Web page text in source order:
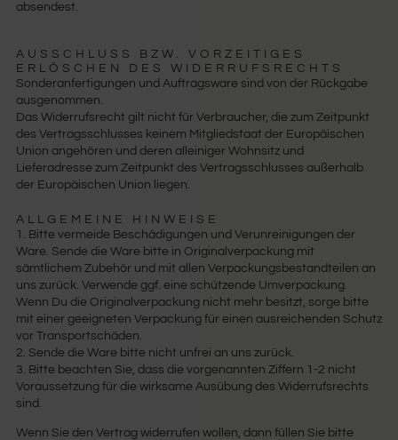
absendest.
AUSSCHLUSS BZW. VORZEITIGES
ERLÖSCHEN DES WIDERRUFSRECHTS
Sonderanfertigungen und Auftragsware sind von der Rückgabe
ausgenommen.
Das Widerrufsrecht gilt nicht für Verbraucher, die zum Zeitpunkt
des Vertragsschlusses keinem Mitgliedstaat der Europäischen
Union angehören und deren alleiniger Wohnsitz und
Lieferadresse zum Zeitpunkt des Vertragsschlusses außerhalb
der Europäischen Union liegen.
ALLGEMEINE HINWEISE
1. Bitte vermeide Beschädigungen und Verunreinigungen der
Ware. Sende die Ware bitte in Originalverpackung mit
sämtlichem Zubehör und mit allen Verpackungsbestandteilen an
uns zurück. Verwende ggf. eine schützende Umverpackung.
Wenn Du die Originalverpackung nicht mehr besitzt, sorge bitte
mit einer geeigneten Verpackung für einen ausreichenden Schutz
vor Transportschäden.
2. Sende die Ware bitte nicht unfrei an uns zurück.
3. Bitte beachten Sie, dass die vorgenannten Ziffern 1-2 nicht
Voraussetzung für die wirksame Ausübung des Widerrufsrechts
sind.
Wenn Sie den Vertrag widerrufen wollen, dann füllen Sie bitte